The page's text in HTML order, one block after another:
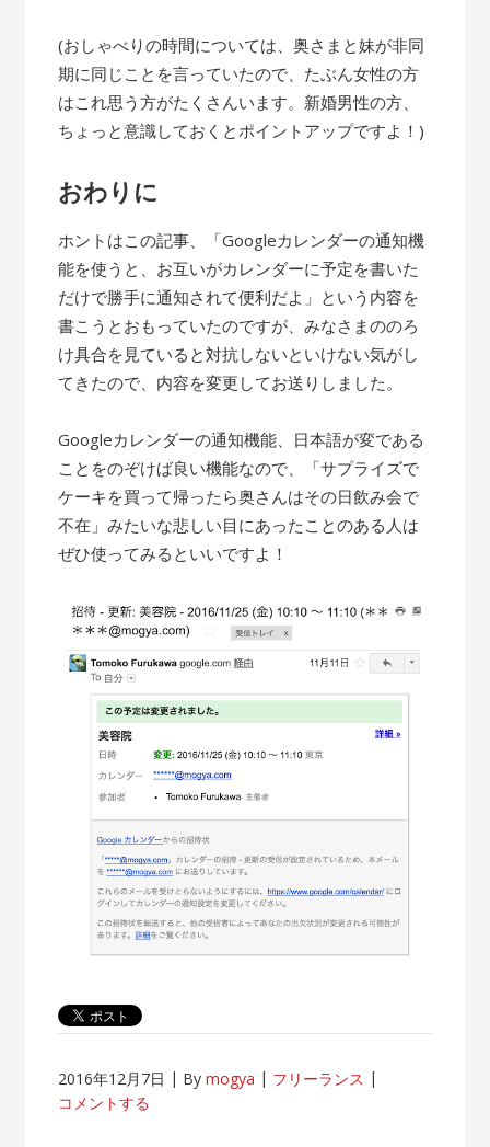
(おしゃべりの時間については、奥さまと妹が非同
期に同じことを言っていたので、たぶん女性の方
はこれ思う方がたくさんいます。新婚男性の方、
ちょっと意識しておくとポイントアップですよ！)
おわりに
ホントはこの記事、「Googleカレンダーの通知機
能を使うと、お互いがカレンダーに予定を書いた
だけで勝手に通知されて便利だよ」という内容を
書こうとおもっていたのですが、みなさまののろ
け具合を見ていると対抗しないといけない気がし
てきたので、内容を変更してお送りしました。
Googleカレンダーの通知機能、日本語が変である
ことをのぞけば良い機能なので、「サプライズで
ケーキを買って帰ったら奥さんはその日飲み会で
不在」みたいな悲しい目にあったことのある人は
ぜひ使ってみるといいですよ！
2016年12月7日 Bymogya
フリーランス
コメントする